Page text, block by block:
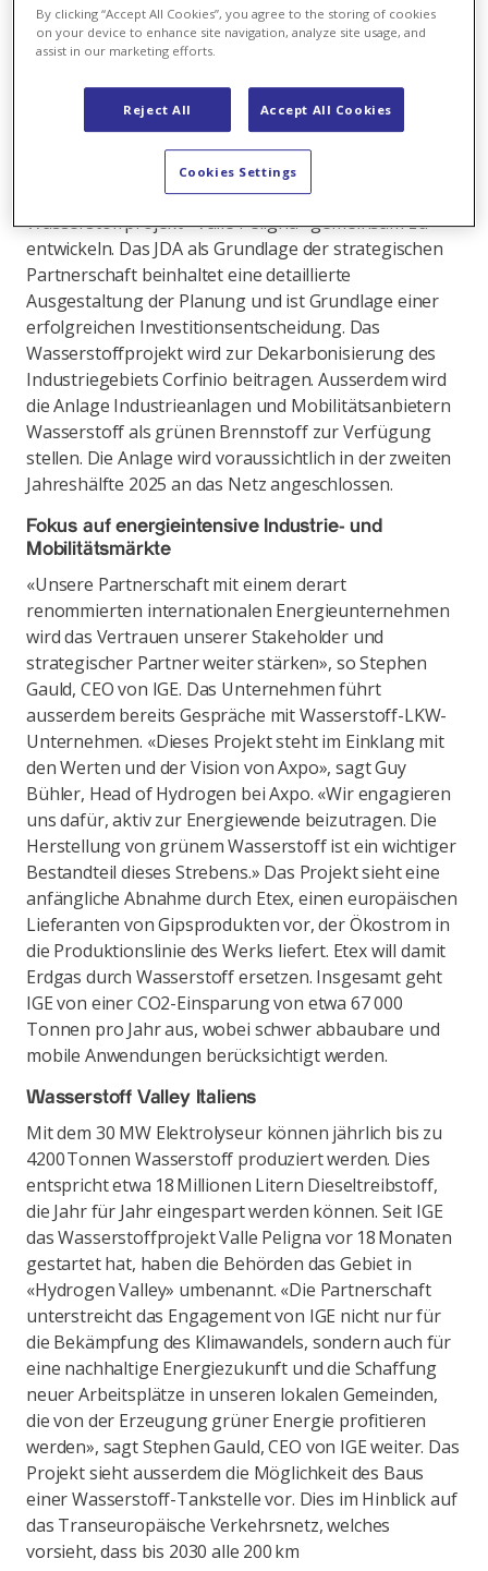
geliefert werden. Das Projekt sieht einen 30 MW
Elektrolyseur vor, der mit einer Solaranlage von
45 MWp betrieben wird.
Das Projekt wird im bestehenden Industriegebiet der
Gemeinde Corfinio, im Valle Peligna realisiert. Axpo
und das australische Unternehmen Infinite Green
Energy haben ein verbindliches Joint Development
Agreement (JDA) abgeschlossen, um das
Wasserstoffprojekt «Valle Peligna» gemeinsam zu
entwickeln. Das JDA als Grundlage der strategischen
Partnerschaft beinhaltet eine detaillierte
Ausgestaltung der Planung und ist Grundlage einer
erfolgreichen Investitionsentscheidung. Das
Wasserstoffprojekt wird zur Dekarbonisierung des
Industriegebiets Corfinio beitragen. Ausserdem wird
die Anlage Industrieanlagen und Mobilitätsanbietern
Wasserstoff als grünen Brennstoff zur Verfügung
stellen. Die Anlage wird voraussichtlich in der zweiten
Jahreshälfte 2025 an das Netz angeschlossen.
Fokus auf energieintensive Industrie- und
Mobilitätsmärkte
«Unsere Partnerschaft mit einem derart
renommierten internationalen Energieunternehmen
wird das Vertrauen unserer Stakeholder und
strategischer Partner weiter stärken», so Stephen
Gauld, CEO von IGE. Das Unternehmen führt
ausserdem bereits Gespräche mit Wasserstoff-LKW-
Unternehmen. «Dieses Projekt steht im Einklang mit
den Werten und der Vision von Axpo», sagt Guy
Bühler, Head of Hydrogen bei Axpo. «Wir engagieren
uns dafür, aktiv zur Energiewende beizutragen. Die
Herstellung von grünem Wasserstoff ist ein wichtiger
Bestandteil dieses Strebens.» Das Projekt sieht eine
anfängliche Abnahme durch Etex, einen europäischen
Lieferanten von Gipsprodukten vor, der Ökostrom in
die Produktionslinie des Werks liefert. Etex will damit
Erdgas durch Wasserstoff ersetzen. Insgesamt geht
IGE von einer CO2-Einsparung von etwa 67 000
Tonnen pro Jahr aus, wobei schwer abbaubare und
mobile Anwendungen berücksichtigt werden.
Wasserstoff Valley Italiens
Mit dem 30 MW Elektrolyseur können jährlich bis zu
4200 Tonnen Wasserstoff produziert werden. Dies
entspricht etwa 18 Millionen Litern Dieseltreibstoff,
die Jahr für Jahr eingespart werden können. Seit IGE
das Wasserstoffprojekt Valle Peligna vor 18 Monaten
gestartet hat, haben die Behörden das Gebiet in
«Hydrogen Valley» umbenannt. «Die Partnerschaft
unterstreicht das Engagement von IGE nicht nur für
die Bekämpfung des Klimawandels, sondern auch für
eine nachhaltige Energiezukunft und die Schaffung
neuer Arbeitsplätze in unseren lokalen Gemeinden,
die von der Erzeugung grüner Energie profitieren
werden», sagt Stephen Gauld, CEO von IGE weiter. Das
Projekt sieht ausserdem die Möglichkeit des Baus
einer Wasserstoff-Tankstelle vor. Dies im Hinblick auf
das Transeuropäische Verkehrsnetz, welches
vorsieht, dass bis 2030 alle 200 km
By clicking “Accept All Cookies”, you agree to the storing of cookies
on your device to enhance site navigation, analyze site usage, and
assist in our marketing efforts.
Reject All Accept All Cookies
Cookies Settings